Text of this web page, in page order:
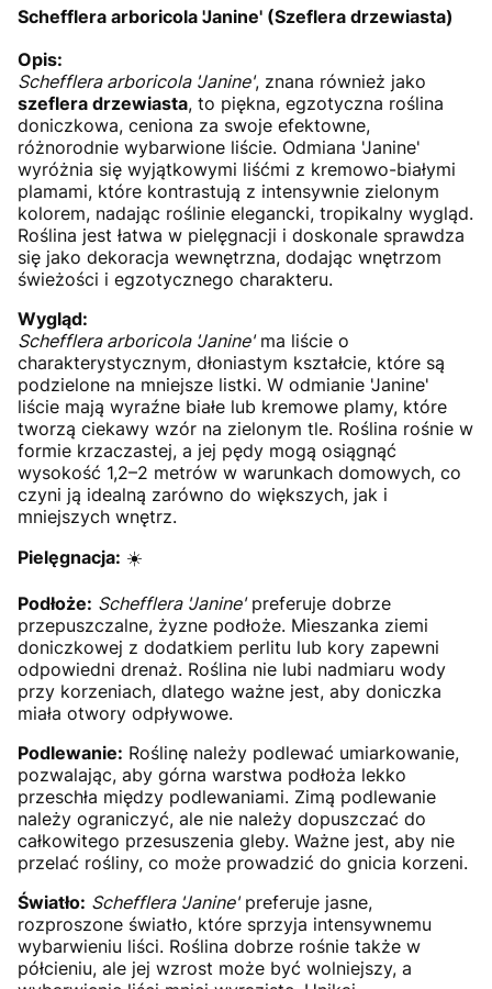
Schefflera arboricola 'Janine' (Szeflera drzewiasta)
Opis:
Schefflera arboricola 'Janine', znana również jako
szeflera drzewiasta, to piękna, egzotyczna roślina
doniczkowa, ceniona za swoje efektowne,
różnorodnie wybarwione liście. Odmiana 'Janine'
wyróżnia się wyjątkowymi liśćmi z kremowo-białymi
plamami, które kontrastują z intensywnie zielonym
kolorem, nadając roślinie elegancki, tropikalny wygląd.
Roślina jest łatwa w pielęgnacji i doskonale sprawdza
się jako dekoracja wewnętrzna, dodając wnętrzom
świeżości i egzotycznego charakteru.
Wygląd:
Schefflera arboricola 'Janine'ma liście o
charakterystycznym, dłoniastym kształcie, które są
podzielone na mniejsze listki. W odmianie 'Janine'
liście mają wyraźne białe lub kremowe plamy, które
tworzą ciekawy wzór na zielonym tle. Roślina rośnie w
formie krzaczastej, a jej pędy mogą osiągnąć
wysokość 1,2–2 metrów w warunkach domowych, co
czyni ją idealną zarówno do większych, jak i
mniejszych wnętrz.
Pielęgnacja: ☀️
Podłoże: Schefflera 'Janine'preferuje dobrze
przepuszczalne, żyzne podłoże. Mieszanka ziemi
doniczkowej z dodatkiem perlitu lub kory zapewni
odpowiedni drenaż. Roślina nie lubi nadmiaru wody
przy korzeniach, dlatego ważne jest, aby doniczka
miała otwory odpływowe.
Podlewanie: Roślinę należy podlewać umiarkowanie,
pozwalając, aby górna warstwa podłoża lekko
przeschła między podlewaniami. Zimą podlewanie
należy ograniczyć, ale nie należy dopuszczać do
całkowitego przesuszenia gleby. Ważne jest, aby nie
przelać rośliny, co może prowadzić do gnicia korzeni.
Światło: Schefflera 'Janine'preferuje jasne,
rozproszone światło, które sprzyja intensywnemu
wybarwieniu liści. Roślina dobrze rośnie także w
półcieniu, ale jej wzrost może być wolniejszy, a